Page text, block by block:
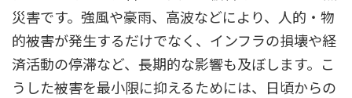
災害です。強風や豪雨、高波などにより、人的・物
的被害が発生するだけでなく、インフラの損壊や経
済活動の停滞など、長期的な影響も及ぼします。こ
うした被害を最小限に抑えるためには、日頃からの